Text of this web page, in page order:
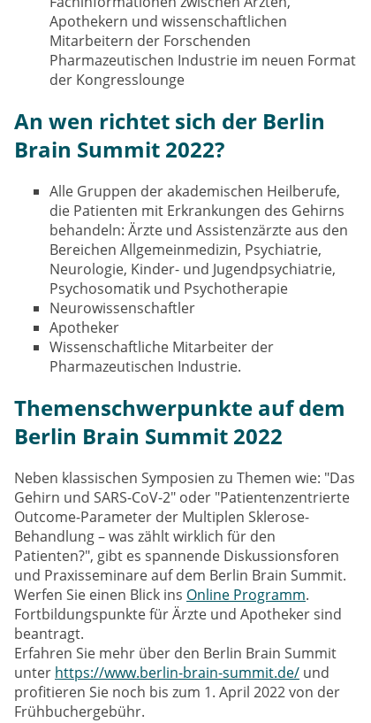
Apothekern und wissenschaftlichen
Mitarbeitern der Forschenden
Pharmazeutischen Industrie im neuen Format
der Kongresslounge
An wen richtet sich der Berlin
Brain Summit 2022?
Alle Gruppen der akademischen Heilberufe,
die Patienten mit Erkrankungen des Gehirns
behandeln: Ärzte und Assistenzärzte aus den
Bereichen Allgemeinmedizin, Psychiatrie,
Neurologie, Kinder- und Jugendpsychiatrie,
Psychosomatik und Psychotherapie
Neurowissenschaftler
Apotheker
Wissenschaftliche Mitarbeiter der
Pharmazeutischen Industrie.
Themenschwerpunkte auf dem
Berlin Brain Summit 2022
Neben klassischen Symposien zu Themen wie: "Das
Gehirn und SARS-CoV-2" oder "Patientenzentrierte
Outcome-Parameter der Multiplen Sklerose-
Behandlung – was zählt wirklich für den
Patienten?", gibt es spannende Diskussionsforen
und Praxisseminare auf dem Berlin Brain Summit.
Werfen Sie einen Blick ins Online Programm.
Fortbildungspunkte für Ärzte und Apotheker sind
beantragt.
Erfahren Sie mehr über den Berlin Brain Summit
unter https://www.berlin-brain-summit.de/ und
profitieren Sie noch bis zum 1. April 2022 von der
Frühbuchergebühr.